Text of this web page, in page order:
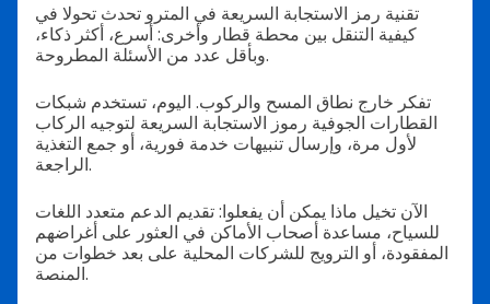
تقنية رمز الاستجابة السريعة في المترو تحدث تحولا في
كيفية التنقل بين محطة قطار وأخرى: أسرع، أكثر ذكاء،
وبأقل عدد من الأسئلة المطروحة.
تفكر خارج نطاق المسح والركوب. اليوم، تستخدم شبكات
القطارات الجوفية رموز الاستجابة السريعة لتوجيه الركاب
لأول مرة، وإرسال تنبيهات خدمة فورية، أو جمع التغذية
الراجعة.
الآن تخيل ماذا يمكن أن يفعلوا: تقديم الدعم متعدد اللغات
للسياح، مساعدة أصحاب الأماكن في العثور على أغراضهم
المفقودة، أو الترويج للشركات المحلية على بعد خطوات من
المنصة.